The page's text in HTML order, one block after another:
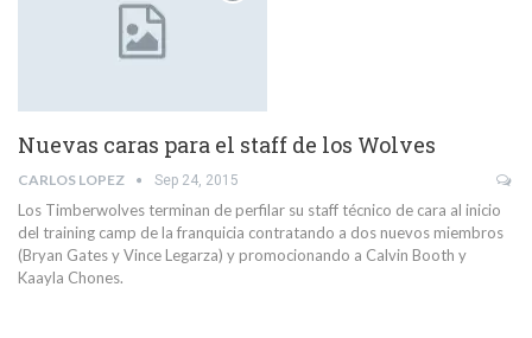
Nuevas caras para el staff de los Wolves
CARLOS LOPEZ Sep 24, 2015
Los Timberwolves terminan de perfilar su staff técnico de cara al inicio
del training camp de la franquicia contratando a dos nuevos miembros
(Bryan Gates y Vince Legarza) y promocionando a Calvin Booth y
Kaayla Chones.